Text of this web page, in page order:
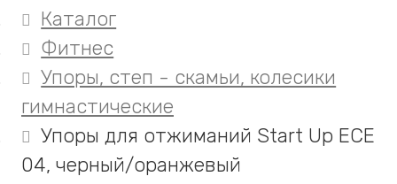
Каталог
Фитнес
Упоры, степ - скамьи, колесики
гимнастические
Упоры для отжиманий Start Up ЕСЕ
04, черный/оранжевый